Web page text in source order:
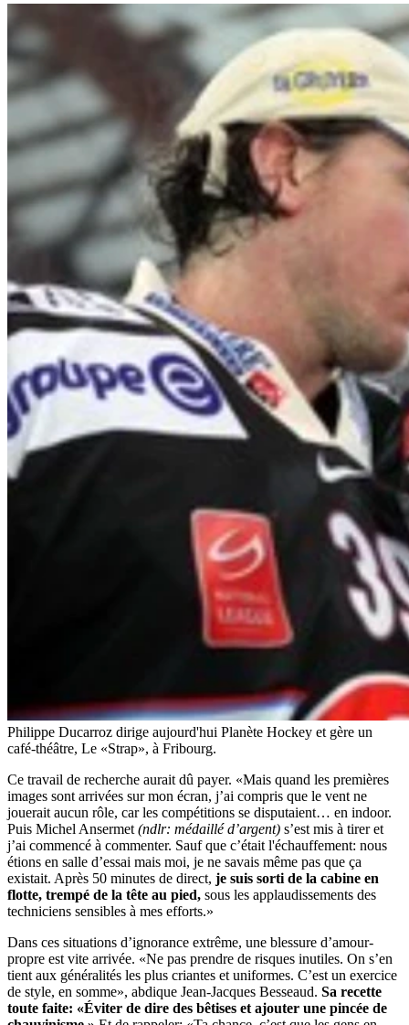
Philippe Ducarroz dirige aujourd'hui Planète Hockey et gère un
café-théâtre, Le «Strap», à Fribourg.
Ce travail de recherche aurait dû payer. «Mais quand les premières
images sont arrivées sur mon écran, j’ai compris que le vent ne
jouerait aucun rôle, car les compétitions se disputaient… en indoor.
Puis Michel Ansermet (ndlr: médaillé d’argent) s’est mis à tirer et
j’ai commencé à commenter. Sauf que c’était l'échauffement: nous
étions en salle d’essai mais moi, je ne savais même pas que ça
existait. Après 50 minutes de direct, je suis sorti de la cabine en
flotte, trempé de la tête au pied, sous les applaudissements des
techniciens sensibles à mes efforts.»
Dans ces situations d’ignorance extrême, une blessure d’amour-
propre est vite arrivée. «Ne pas prendre de risques inutiles. On s’en
tient aux généralités les plus criantes et uniformes. C’est un exercice
de style, en somme», abdique Jean-Jacques Besseaud. Sa recette
toute faite: «Éviter de dire des bêtises et ajouter une pincée de